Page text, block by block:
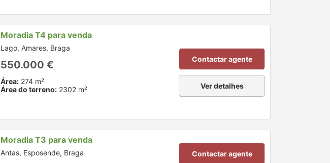
Moradia T4 para venda
Lago, Amares, Braga
550.000 €
Área: 274 m²
Área do terreno: 2302 m²
Contactar agente
Ver detalhes
Moradia T3 para venda
Antas, Esposende, Braga Contactar agente